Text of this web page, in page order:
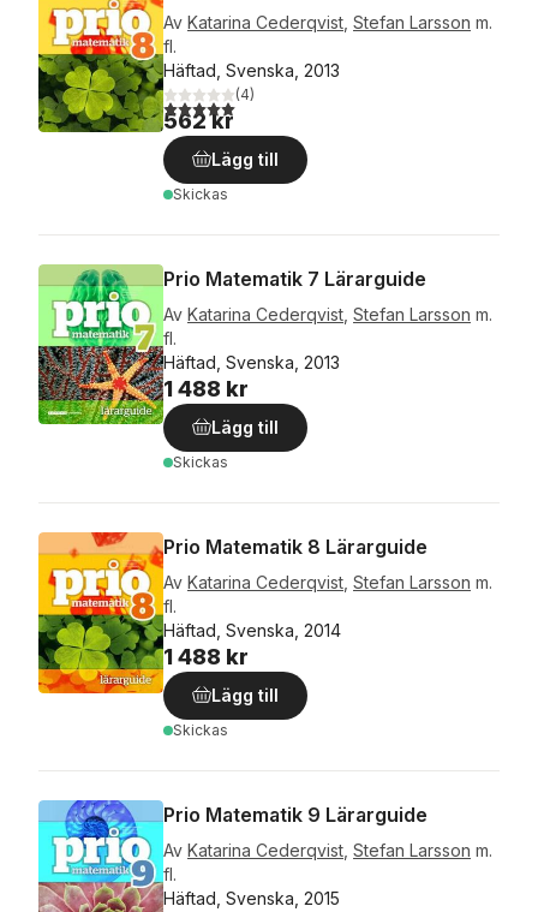
Av Katarina Cederqvist Stefan Larsson m.
fl.
Häftad, Svenska, 2013
5,0utav 5 stjärnor. Totalt antal röster:
(4)
562 kr
Lägg till
Skickas
Prio Matematik 7 Lärarguide
Av Katarina Cederqvist Stefan Larsson m.
fl.
Häftad, Svenska, 2013
1 488 kr
Lägg till
Skickas
Prio Matematik 8 Lärarguide
Av Katarina Cederqvist Stefan Larsson m.
fl.
Häftad, Svenska, 2014
1 488 kr
Lägg till
Skickas
Prio Matematik 9 Lärarguide
Av Katarina Cederqvist Stefan Larsson m.
fl.
Häftad, Svenska, 2015